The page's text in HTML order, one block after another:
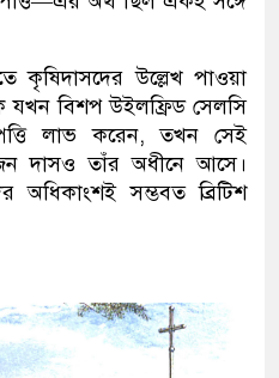
কৃষিদাসদের উল্লেখ পাওয়া
বিশপ উইলফ্রিড সেলসি
লাভ করেন, তখন সেই
দাসও তাঁর অধীনে আসে।
অধিকাংশই সম্ভবত ব্রিটিশ